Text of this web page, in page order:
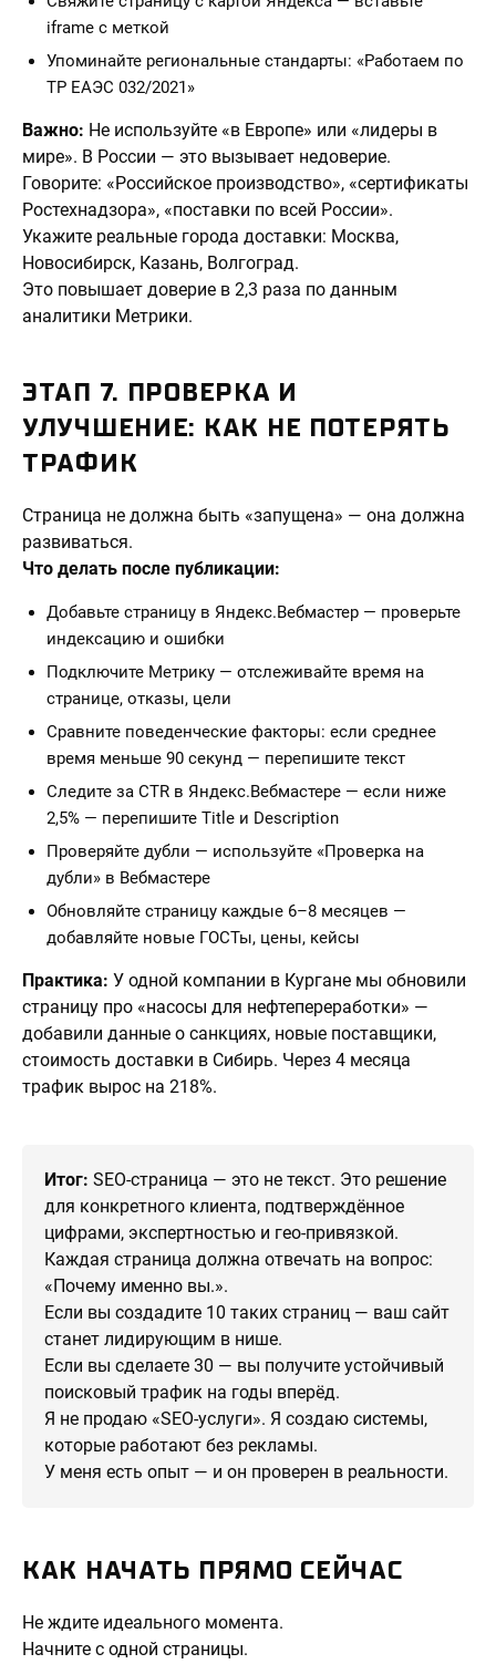
iframe с меткой
Упоминайте региональные стандарты: «Работаем по
ТР ЕАЭС 032/2021»
Важно: Не используйте «в Европе» или «лидеры в
мире». В России — это вызывает недоверие.
Говорите: «Российское производство», «сертификаты
Ростехнадзора», «поставки по всей России».
Укажите реальные города доставки: Москва,
Новосибирск, Казань, Волгоград.
Это повышает доверие в 2,3 раза по данным
аналитики Метрики.
ЭТАП 7. ПРОВЕРКА И
УЛУЧШЕНИЕ: КАК НЕ ПОТЕРЯТЬ
ТРАФИК
Страница не должна быть «запущена» — она должна
развиваться.
Что делать после публикации:
Добавьте страницу в Яндекс.Вебмастер — проверьте
индексацию и ошибки
Подключите Метрику — отслеживайте время на
странице, отказы, цели
Сравните поведенческие факторы: если среднее
время меньше 90 секунд — перепишите текст
Следите за CTR в Яндекс.Вебмастере — если ниже
2,5% — перепишите Title и Description
Проверяйте дубли — используйте «Проверка на
дубли» в Вебмастере
Обновляйте страницу каждые 6–8 месяцев —
добавляйте новые ГОСТы, цены, кейсы
Практика: У одной компании в Кургане мы обновили
страницу про «насосы для нефтепереработки» —
добавили данные о санкциях, новые поставщики,
стоимость доставки в Сибирь. Через 4 месяца
трафик вырос на 218%.
Итог: SEO-страница — это не текст. Это решение
для конкретного клиента, подтверждённое
цифрами, экспертностью и гео-привязкой.
Каждая страница должна отвечать на вопрос:
«Почему именно вы.».
Если вы создадите 10 таких страниц — ваш сайт
станет лидирующим в нише.
Если вы сделаете 30 — вы получите устойчивый
поисковый трафик на годы вперёд.
Я не продаю «SEO-услуги». Я создаю системы,
которые работают без рекламы.
У меня есть опыт — и он проверен в реальности.
КАК НАЧАТЬ ПРЯМО СЕЙЧАС
Не ждите идеального момента.
Начните с одной страницы.